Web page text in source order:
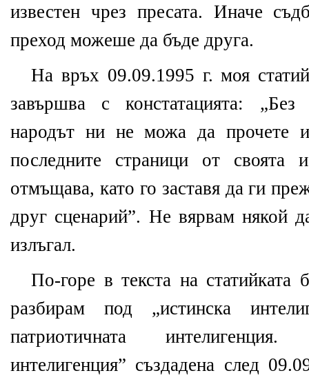
известен чрез пресата. Иначе
преход можеше да бъде друга.
На връх 09.09.1995 г. моя
завършва с констатацията: „Без
народът ни не можа да прочете
последните страници от
отмъщава, като го заставя да ги
друг сценарий”. Не вярвам някой
излъгал.
По-горе в текста на статийката
разбирам под „истинска
патриотичната
интелигенция” създадена след